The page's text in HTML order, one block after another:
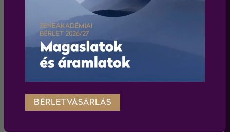
programjairól és koncertjeiről!
BÉRLETVÁSÁRLÁS